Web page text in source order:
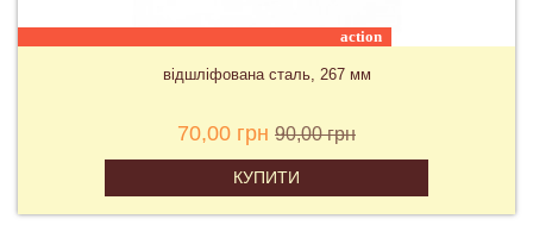
action
відшліфована сталь, 267 мм
70,00 грн 90,00 грн
КУПИТИ